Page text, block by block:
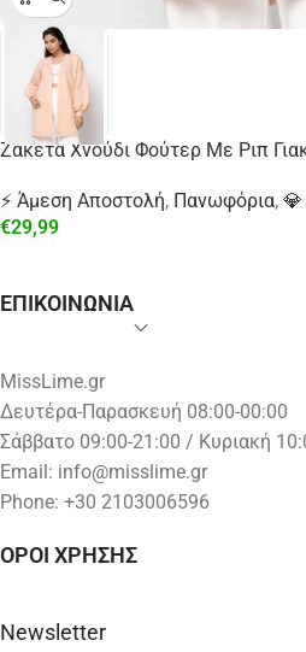
Ζακέτα Χνούδι Φούτερ Με Ριπ
⚡ Άμεση Αποστολή, Πανωφόρια,
€29,99
ΕΠΙΚΟΙΝΩΝΙΑ
MissLime.gr
Δευτέρα-Παρασκευή 08:00-00:00
Σάββατο 09:00-21:00 / Κυριακή
Email: info@misslime.gr
Phone: +30 2103006596
ΟΡΟΙ ΧΡΗΣΗΣ
Newsletter